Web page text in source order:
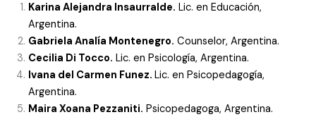
Karina Alejandra Insaurralde. Lic. en Educación,
Argentina.
Gabriela Analía Montenegro. Counselor, Argentina.
Cecilia Di Tocco. Lic. en Psicología, Argentina.
Ivana del Carmen Funez. Lic. en Psicopedagogía,
Argentina.
Maira Xoana Pezzaniti. Psicopedagoga, Argentina.